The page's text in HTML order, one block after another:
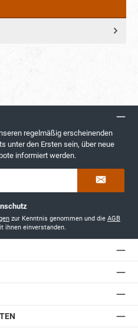
regelmäßig erscheinenden
unter den Ersten sein, über neue
informiert werden.
zur Kenntnis genommen und die AGB
ihnen einverstanden.